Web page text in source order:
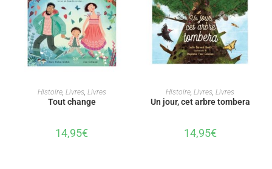
AJOUTER AU PANIER
Histoire, Livres, Livres
Tout change
14,95€
AJOUTER AU PANIER
Histoire ,Livres ,Livres
Un jour, cet arbre tombera
14,95€